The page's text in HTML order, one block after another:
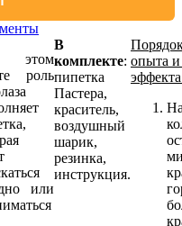
роль
или
В
комплекте:
пипетка
Пастера,
краситель,
воздушный
шарик,
резинка,
инструкция.
опыта и